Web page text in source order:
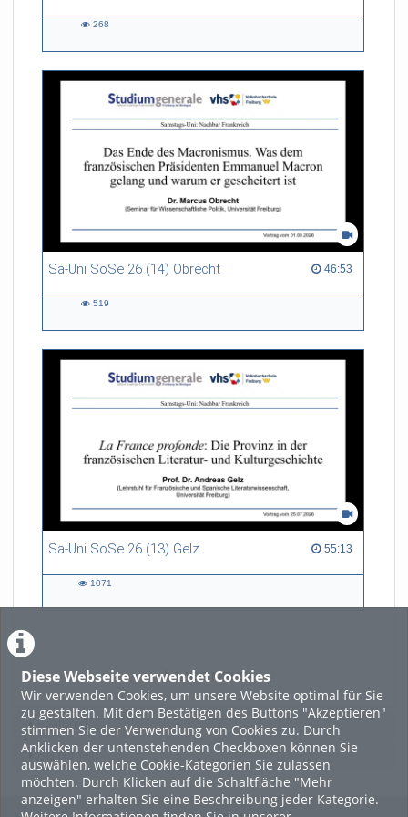
Diese Webseite verwendet Cookies
Wir verwenden Cookies, um unsere Website optimal für Sie
zu gestalten. Mit dem Bestätigen des Buttons "Akzeptieren"
stimmen Sie der Verwendung von Cookies zu. Durch
Anklicken der untenstehenden Checkboxen können Sie
auswählen, welche Cookie-Kategorien Sie zulassen
möchten. Durch Klicken auf die Schaltfläche "Mehr
anzeigen" erhalten Sie eine Beschreibung jeder Kategorie.
268
Sa-Uni SoSe 26 (14) Obrecht 46:53
46:53 duration
519
Sa-Uni SoSe 26 (13) Gelz 55:13
55:13 duration
1071
LADE MEHR
Featured
Beliebtheit